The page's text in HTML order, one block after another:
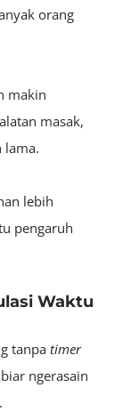
orang
makin
masak,
lama.
lebih
pengaruh
Waktu
tanpa timer
ngerasain